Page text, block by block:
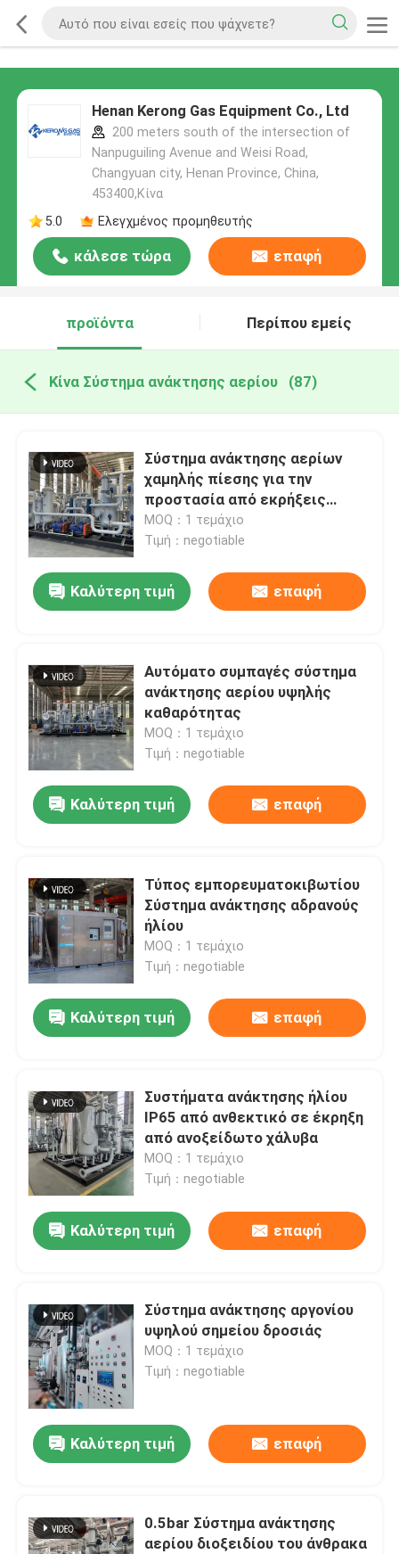
Henan Kerong Gas Equipment Co., Ltd
200 meters south of the intersection of
Nanpuguiling Avenue and Weisi Road,
Changyuan city, Henan Province, China,
453400,Κίνα
5.0
Ελεγχμένος προμηθευτής
κάλεσε τώρα επαφή
προϊόντα Περίπου εμείς
Κίνα Σύστημα ανάκτησης αερίου (87)
Σύστημα ανάκτησης αερίων
χαμηλής πίεσης για την
προστασία από εκρήξεις
μονάδα ανάκτησης υδρογόνου
MOQ：1 τεμάχιο
Τιμή：negotiable
Καλύτερη τιμή επαφή
Αυτόματο συμπαγές σύστημα
ανάκτησης αερίου υψηλής
καθαρότητας
MOQ：1 τεμάχιο
Τιμή：negotiable
Καλύτερη τιμή επαφή
Τύπος εμπορευματοκιβωτίου
Σύστημα ανάκτησης αδρανούς
ήλίου
MOQ：1 τεμάχιο
Τιμή：negotiable
Καλύτερη τιμή επαφή
Συστήματα ανάκτησης ήλίου
IP65 από ανθεκτικό σε έκρηξη
από ανοξείδωτο χάλυβα
MOQ：1 τεμάχιο
Τιμή：negotiable
Καλύτερη τιμή επαφή
Σύστημα ανάκτησης αργονίου
υψηλού σημείου δροσιάς
MOQ：1 τεμάχιο
Τιμή：negotiable
Καλύτερη τιμή επαφή
0.5bar Σύστημα ανάκτησης
αερίου διοξειδίου του άνθρακα